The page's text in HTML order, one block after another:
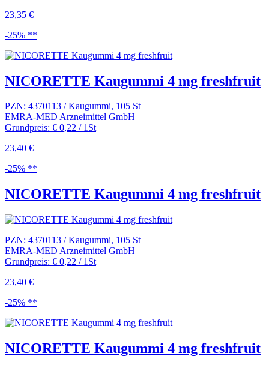
23,35 €
-25% **
NICORETTE Kaugummi 4 mg freshfruit
PZN: 4370113 / Kaugummi, 105 St
EMRA-MED Arzneimittel GmbH
Grundpreis: € 0,22 / 1St
23,40 €
-25% **
NICORETTE Kaugummi 4 mg freshfruit
PZN: 4370113 / Kaugummi, 105 St
EMRA-MED Arzneimittel GmbH
Grundpreis: € 0,22 / 1St
23,40 €
-25% **
NICORETTE Kaugummi 4 mg freshfruit